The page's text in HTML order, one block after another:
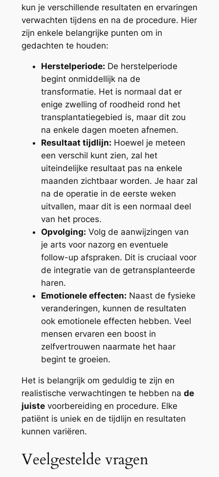
kun je verschillende resultaten en ervaringen
verwachten tijdens en na de procedure. Hier
zijn enkele belangrijke punten om in
gedachten te houden:
Herstelperiode: De herstelperiode
begint onmiddellijk na de
transformatie. Het is normaal dat er
enige zwelling of roodheid rond het
transplantatiegebied is, maar dit zou
na enkele dagen moeten afnemen.
Resultaat tijdlijn: Hoewel je meteen
een verschil kunt zien, zal het
uiteindelijke resultaat pas na enkele
maanden zichtbaar worden. Je haar zal
na de operatie in de eerste weken
uitvallen, maar dit is een normaal deel
van het proces.
Opvolging: Volg de aanwijzingen van
je arts voor nazorg en eventuele
follow-up afspraken. Dit is cruciaal voor
de integratie van de getransplanteerde
haren.
Emotionele effecten: Naast de fysieke
veranderingen, kunnen de resultaten
ook emotionele effecten hebben. Veel
mensen ervaren een boost in
zelfvertrouwen naarmate het haar
begint te groeien.
Het is belangrijk om geduldig te zijn en
realistische verwachtingen te hebben na de
juistevoorbereiding en procedure. Elke
patiënt is uniek en de tijdlijn en resultaten
kunnen variëren.
Veelgestelde vragen